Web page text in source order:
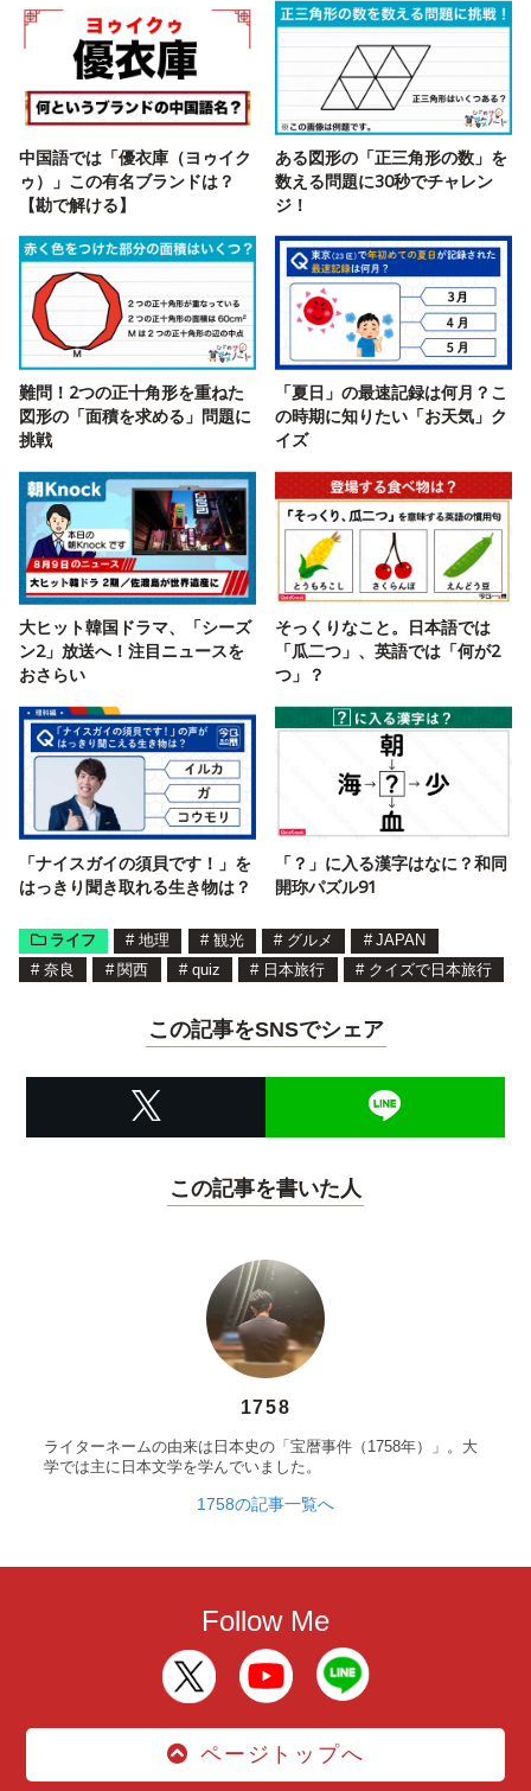
中国語では「優衣庫（ヨゥイク
ゥ）」この有名ブランドは？
【勘で解ける】
ある図形の「正三角形の数」を
数える問題に30秒でチャレン
ジ！
難問！2つの正十角形を重ねた
図形の「面積を求める」問題に
挑戦
「夏日」の最速記録は何月？こ
の時期に知りたい「お天気」ク
イズ
大ヒット韓国ドラマ、「シーズ
ン2」放送へ！注目ニュースを
おさらい
そっくりなこと。日本語では
「瓜二つ」、英語では「何が2
つ」？
「ナイスガイの須貝です！」を
はっきり聞き取れる生き物は？
「？」に入る漢字はなに？和同
開珎パズル91
ライフ # 地理 # 観光 # グルメ # JAPAN
# 奈良 # 関西 # quiz # 日本旅行 # クイズで日本旅行
この記事をSNSでシェア
この記事を書いた人
1758
ライターネームの由来は日本史の「宝暦事件（1758年）」。大
学では主に日本文学を学んでいました。
1758の記事一覧へ
Follow Me
ページトップへ